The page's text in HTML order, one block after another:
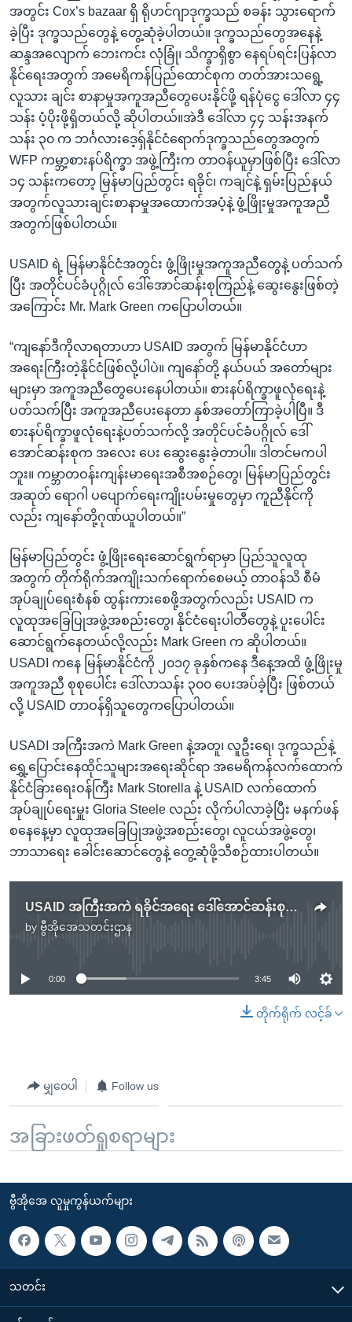
အတွင်း Cox’s bazaar ရှိ ရိုဟင်ဂျာဒုက္ခသည် စခန်း သွားရောက်
ခဲ့ပြီး ဒုက္ခသည်တွေနဲ့ တွေ့ဆုံခဲ့ပါတယ်။ ဒုက္ခသည်တွေအနေနဲ့
ဆန္ဒအလျောက် ဘေးကင်း လုံခြုံ၊ သိက္ခာရှိစွာ နေရပ်ရင်းပြန်လာ
နိုင်ရေးအတွက် အမေရိကန်ပြည်ထောင်စုက တတ်အားသရွေ့
လူသား ချင်း စာနာမှုအကူအညီတွေပေးနိုင်ဖို့ ရန်ပုံငွေ ဒေါ်လာ ၄၄
သန်း ပံ့ပိုးဖို့ရှိတယ်လို့ ဆိုပါတယ်။အဲဒီ ဒေါ်လာ ၄၄ သန်းအနက်
သန်း ၃၀ က ဘင်္ဂလားဒေ့ရှ်နိုင်ငံရောက်ဒုက္ခသည်တွေအတွက်
WFP ကမ္ဘာ့စားနပ်ရိက္ခာ အဖွဲ့ကြီးက တာဝန်ယူမှာဖြစ်ပြီး ဒေါ်လာ
၁၄ သန်းကတော့ မြန်မာပြည်တွင်း ရခိုင်၊ ကချင်နဲ့ ရှမ်းပြည်နယ်
အတွက်လူသားချင်းစာနာမှုအထောက်အပံ့နဲ့ ဖွံ့ဖြိုးမှုအကူအညီ
အတွက်ဖြစ်ပါတယ်။
USAID ရဲ့ မြန်မာနိုင်ငံအတွင်း ဖွံ့ဖြိုးမှုအကူအညီတွေနဲ့ ပတ်သက်
ပြီး အတိုင်ပင်ခံပုဂ္ဂိုလ် ဒေါ်အောင်ဆန်းစုကြည်နဲ့ ဆွေးနွေးဖြစ်တဲ့
အကြောင်း Mr. Mark Green ကပြောပါတယ်။
“ကျနော်ဒီကိုလာရတာဟာ USAID အတွက် မြန်မာနိုင်ငံဟာ
အရေးကြီးတဲ့နိုင်ငံဖြစ်လို့ပါပဲ။ ကျနော်တို့ နယ်ပယ် အတော်များ
များမှာ အကူအညီတွေပေးနေပါတယ်။ စားနပ်ရိက္ခာဖူလုံရေးနဲ့
ပတ်သက်ပြီး အကူအညီပေးနေတာ နှစ်အတော်ကြာခဲ့ပါပြီ။ ဒီ
စားနပ်ရိက္ခာဖူလုံရေးနဲ့ပတ်သက်လို့ အတိုင်ပင်ခံပဂ္ဂိုလ် ဒေါ်
အောင်ဆန်းစုက အလေး ပေး ဆွေးနွေးခဲ့တာပါ။ ဒါတင်မကပါ
ဘူး။ ကမ္ဘာတဝန်းကျန်းမာရေးအစီအစဉ်တွေ၊ မြန်မာပြည်တွင်း
အဆုတ် ရောဂါ ပပျောက်ရေးကျိုးပမ်းမှုတွေမှာ ကူညီနိုင်ကို
လည်း ကျနော်တို့ဂုဏ်ယူပါတယ်။”
မြန်မာပြည်တွင်း ဖွံ့ဖြိုးရေးဆောင်ရွက်ရာမှာ ပြည်သူလူထု
အတွက် တိုက်ရိုက်အကျိုးသက်ရောက်စေမယ့် တာဝန်သိ စီမံ
အုပ်ချုပ်ရေးစံနစ် ထွန်းကားစေဖို့အတွက်လည်း USAID က
လူထုအခြေပြုအဖွဲ့အစည်းတွေ၊ နိုင်ငံရေးပါတီတွေနဲ့ ပူးပေါင်း
ဆောင်ရွက်နေတယ်လို့လည်း Mark Green က ဆိုပါတယ်။
USADI ကနေ မြန်မာနိုင်ငံကို ၂၀၁၇ ခုနှစ်ကနေ ဒီနေ့အထိ ဖွံ့ဖြိုးမှု
အကူအညီ စုစုပေါင်း ဒေါ်လာသန်း ၃၀၀ ပေးအပ်ခဲ့ပြီး ဖြစ်တယ်
လို့ USAID တာဝန်ရှိသူတွေကပြောပါတယ်။
USADI အကြီးအကဲ Mark Green နဲ့အတူ၊ လူဦးရေ၊ ဒုက္ခသည်နဲ့
ရွှေ့ပြောင်းနေထိုင်သူများအရေးဆိုင်ရာ အမေရိကန်လက်ထောက်
နိုင်ငံခြားရေးဝန်ကြီး Mark Storella နဲ့ USAID လက်ထောက်
အုပ်ချုပ်ရေးမှူး Gloria Steele လည်း လိုက်ပါလာခဲ့ပြီး မနက်ဖန်
စနေနေ့မှာ လူထုအခြေပြုအဖွဲ့အစည်းတွေ၊ လူငယ်အဖွဲ့တွေ၊
ဘာသာရေး ခေါင်းဆောင်တွေနဲ့ တွေ့ဆုံဖို့သီစဉ်ထားပါတယ်။
USAID အကြီးအကဲ ရခိုင်အရေး ဒေါ်အောင်ဆန်းစုကြည်နဲ့ဆွေးနွေး
by ဗွီအိုအေသတင်းဌာန
No media source currently available
0:00 3:45
တိုက်ရိုက် လင့်ခ်
မျှဝေပါ Follow us
အခြားဖတ်ရှုစရာများ
ဗွီအိုအေ လူမှုကွန်ယက်များ
သတင်း